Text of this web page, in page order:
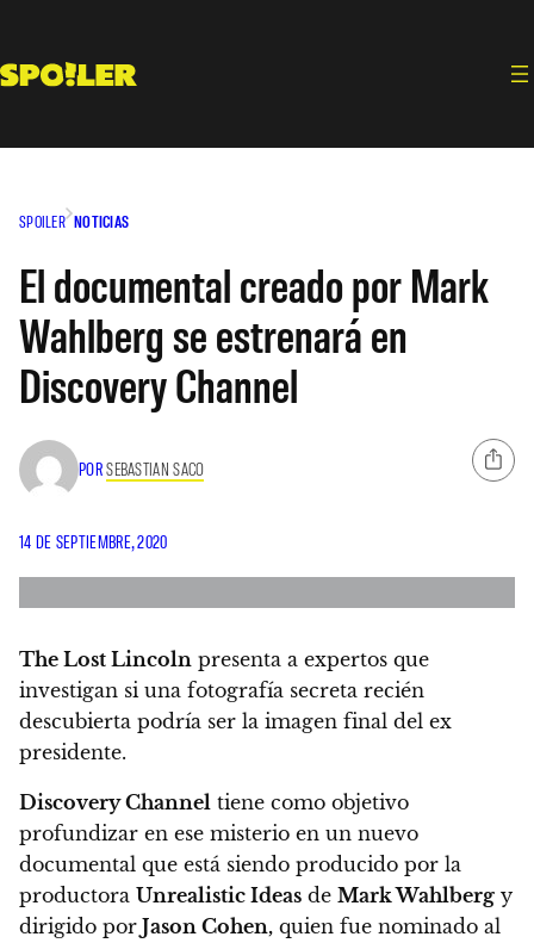
contenido
SPOILER NOTICIAS
El documental creado por Mark
Wahlberg se estrenará en
Discovery Channel
PORSEBASTIAN SACO
14 DE SEPTIEMBRE, 2020
The Lost Lincoln presenta a expertos que
investigan si una fotografía secreta recién
descubierta podría ser la imagen final del ex
presidente.
Discovery Channel tiene como objetivo
profundizar en ese misterio en un nuevo
documental que está siendo producido por la
productora Unrealistic Ideas de Mark Wahlberg y
dirigido por Jason Cohen, quien fue nominado al